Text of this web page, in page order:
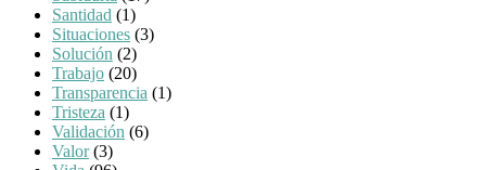
Santidad (1)
Situaciones (3)
Solución (2)
Trabajo (20)
Transparencia (1)
Tristeza (1)
Validación (6)
Valor(3)